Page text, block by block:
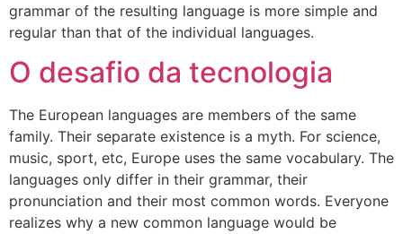
grammar of the resulting language is more simple and
regular than that of the individual languages.
O desafio da tecnologia
The European languages are members of the same
family. Their separate existence is a myth. For science,
music, sport, etc, Europe uses the same vocabulary. The
languages only differ in their grammar, their
pronunciation and their most common words. Everyone
realizes why a new common language would be